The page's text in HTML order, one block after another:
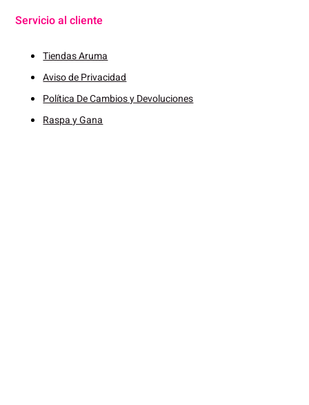
Servicio al cliente
Tiendas Aruma
Aviso de Privacidad
Política De Cambios y Devoluciones
Raspa y Gana